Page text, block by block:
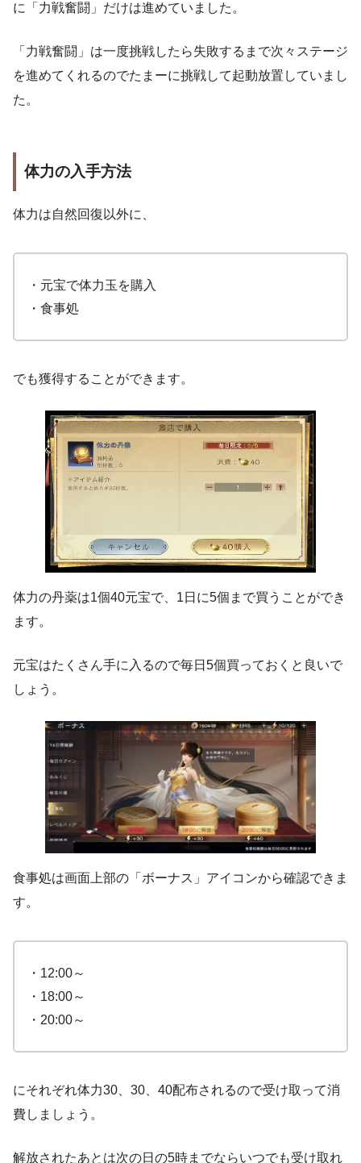
に「力戦奮闘」だけは進めていました。
「力戦奮闘」は一度挑戦したら失敗するまで次々ステージ
を進めてくれるのでたまーに挑戦して起動放置していまし
た。
体力の入手方法
体力は自然回復以外に、
・元宝で体力玉を購入
・食事処
でも獲得することができます。
体力の丹薬は1個40元宝で、1日に5個まで買うことができ
ます。
元宝はたくさん手に入るので毎日5個買っておくと良いで
しょう。
食事処は画面上部の「ボーナス」アイコンから確認できま
す。
・12:00～
・18:00～
・20:00～
にそれぞれ体力30、30、40配布されるので受け取って消
費しましょう。
解放されたあとは次の日の5時までならいつでも受け取れ